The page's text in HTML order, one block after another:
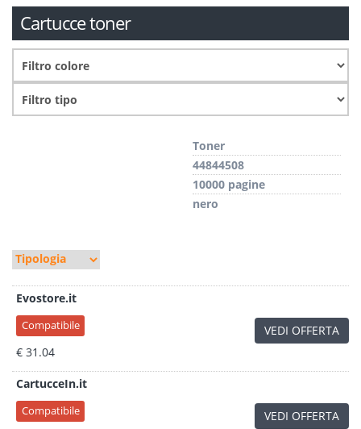
Cartucce toner
Toner
44844508
10000 pagine
nero
Evostore.it
Compatibile
€ 31.04
VEDI OFFERTA
CartucceIn.it
Compatibile VEDI OFFERTA